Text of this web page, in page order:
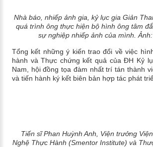
Nhà báo, nhiếp ảnh gia, kỷ lục gia Giản
quá trình ông thực hiện bộ hình ông tâm
sự nghiệp nhiếp ảnh của mình.
Tổng kết những ý kiến trao đổi về việc
hành và Thực chứng kết quả của ĐH Kỷ
Nam, hội đồng tọa đàm nhất trí tán thành
và tiến hành ký kết biên bản hợp tác phát
Tiến sĩ Phan Huỳnh Anh, Viện trưởng
Nghệ Thực Hành (Smentor Institute) và